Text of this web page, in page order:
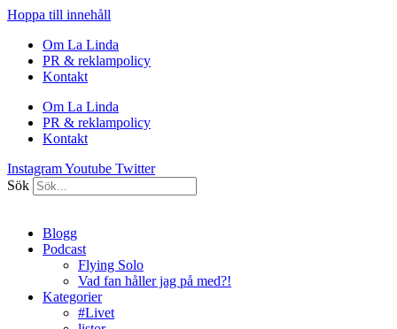
Hoppa till innehåll
Om La Linda
PR & reklampolicy
Kontakt
Om La Linda
PR & reklampolicy
Kontakt
InstagramYoutube Twitter
Sök
Blogg
Podcast
Flying Solo
Vad fan håller jag på med?!
Kategorier
#Livet